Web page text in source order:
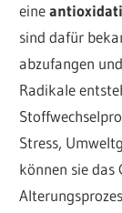
eine
sind dafür
abzufangen
Radikale
Stress,
können sie das